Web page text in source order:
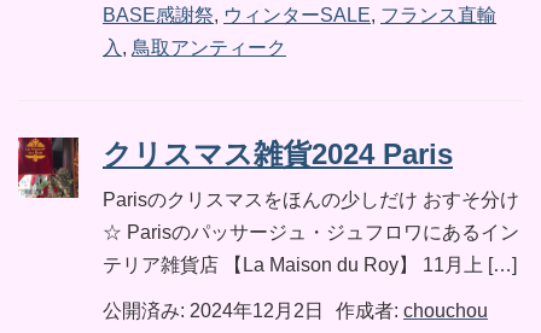
BASE感謝祭, ウィンターSALE, フランス直輸
入 , 鳥取アンティーク
クリスマス雑貨2024 Paris
Parisのクリスマスをほんの少しだけ おすそ分け
☆ Parisのパッサージュ・ジュフロワにあるイン
テリア雑貨店 【La Maison du Roy】 11月上 […]
公開済み: 2024年12月2日 作成者: chouchou